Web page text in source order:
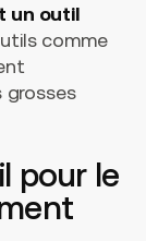
un outil
comme
grosses
pour le